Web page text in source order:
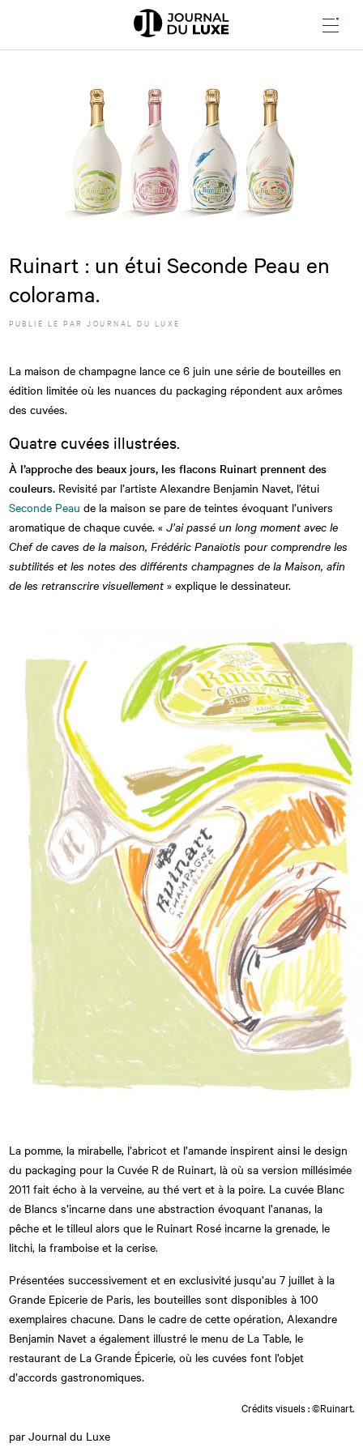
Menu
Ruinart : un étui Seconde Peau en
colorama.
PUBLIÉ LEPAR JOURNAL DU LUXE
La maison de champagne lance ce 6 juin une série de bouteilles en
édition limitée où les nuances du packaging répondent aux arômes
des cuvées.
Quatre cuvées illustrées.
À l’approche des beaux jours, les flacons Ruinart prennent des
couleurs. Revisité par l’artiste Alexandre Benjamin Navet, l’étui
Seconde Peau de la maison se pare de teintes évoquant l’univers
aromatique de chaque cuvée. «J’ai passé un long moment avec le
Chef de caves de la maison, Frédéric Panaïotis pour comprendre les
subtilités et les notes des différents champagnes de la Maison, afin
de les retranscrire visuellement » explique le dessinateur.
La pomme, la mirabelle, l’abricot et l’amande inspirent ainsi le design
du packaging pour la Cuvée R de Ruinart, là où sa version millésimée
2011 fait écho à la verveine, au thé vert et à la poire. La cuvée Blanc
de Blancs s’incarne dans une abstraction évoquant l’ananas, la
pêche et le tilleul alors que le Ruinart Rosé incarne la grenade, le
litchi, la framboise et la cerise.
Présentées successivement et en exclusivité jusqu’au 7 juillet à la
Grande Epicerie de Paris, les bouteilles sont disponibles à 100
exemplaires chacune. Dans le cadre de cette opération, Alexandre
Benjamin Navet a également illustré le menu de La Table, le
restaurant de La Grande Épicerie, où les cuvées font l’objet
d’accords gastronomiques.
Crédits visuels : ©Ruinart.
par Journal du Luxe